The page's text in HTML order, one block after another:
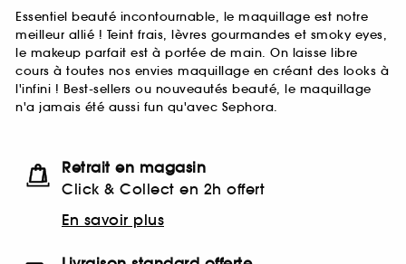
Essentiel beauté incontournable, le maquillage est notre
meilleur allié ! Teint frais, lèvres gourmandes et smoky eyes,
le makeup parfait est à portée de main. On laisse libre
cours à toutes nos envies maquillage en créant des looks à
l'infini ! Best-sellers ou nouveautés beauté, le maquillage
n'a jamais été aussi fun qu'avec Sephora.
Retrait en magasin
Click & Collect en 2h offert
En savoir plus